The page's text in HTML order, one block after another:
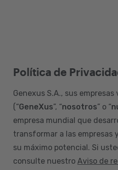
Política de
Genexus S.A., sus
(“GeneXus”, “nosotros” o “
empresa mundial que
transformar a las empresas
su máximo potencial. Si
consulte nuestro Aviso de